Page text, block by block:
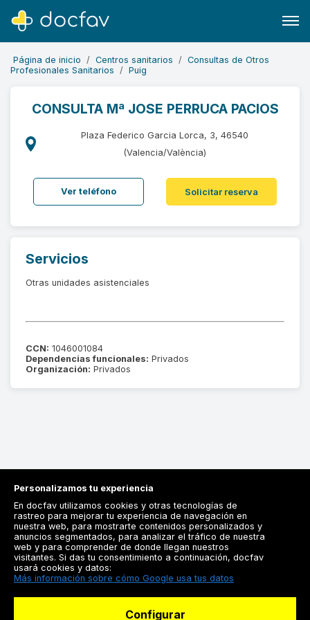
Software para clínicas
Soporte
¿Eres un doctor?
Página de inicio Centros sanitarios
Consultas de Otros
Profesionales Sanitarios
Puig
CONSULTA Mª JOSE PERRUCA PACIOS
Plaza Federico Garcia Lorca, 3, 46540
(Valencia/València)
Ver teléfono Solicitar reserva
Servicios
Otras unidades asistenciales
CCN: 1046001084
Dependencias funcionales: Privados
Organización: Privados
Registrarse
Docfav
Personalizamos tu experiencia
En docfav utilizamos cookies y otras tecnologías de
rastreo para mejorar tu experiencia de navegación en
nuestra web, para mostrarte contenidos personalizados y
anuncios segmentados, para analizar el tráfico de nuestra
web y para comprender de donde llegan nuestros
visitantes. Si das tu consentimiento a continuación, docfav
usará cookies y datos:
Más información sobre cómo Google usa tus datos
Configurar